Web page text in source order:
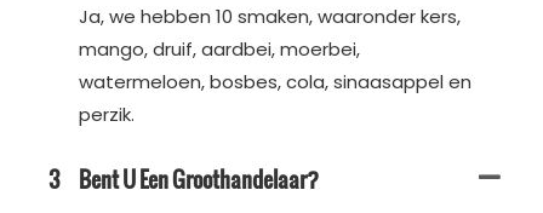
Ja, we hebben 10 smaken, waaronder kers,
mango, druif, aardbei, moerbei,
watermeloen, bosbes, cola, sinaasappel en
perzik.
3 Bent U Een Groothandelaar?